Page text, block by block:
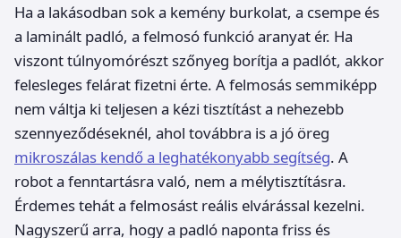
Ha a lakásodban sok a kemény burkolat, a csempe és
a laminált padló, a felmosó funkció aranyat ér. Ha
viszont túlnyomórészt szőnyeg borítja a padlót, akkor
felesleges felárat fizetni érte. A felmosás semmiképp
nem váltja ki teljesen a kézi tisztítást a nehezebb
szennyeződéseknél, ahol továbbra is a jó öreg
mikroszálas kendő a leghatékonyabb segítség. A
robot a fenntartásra való, nem a mélytisztításra.
Érdemes tehát a felmosást reális elvárással kezelni.
Nagyszerű arra, hogy a padló naponta friss és